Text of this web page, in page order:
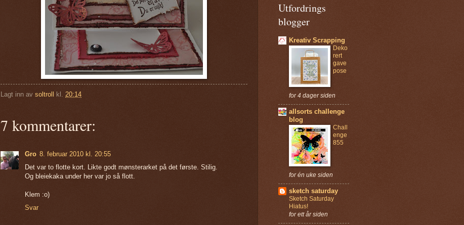
Lagt inn av soltroll kl. 20:14
7 kommentarer:
Gro 8. februar 2010 kl. 20:55
Det var to flotte kort. Likte godt mønsterarket på det første. Stilig.
Og bleiekaka under her var jo så flott.
Klem :o)
Svar
Utfordrings
blogger
Kreativ Scrapping
Deko
rert
gave
pose
for 4 dager siden
allsorts challenge
blog
Chall
enge
855
for én uke siden
sketch saturday
Sketch Saturday
Hiatus!
for ett år siden